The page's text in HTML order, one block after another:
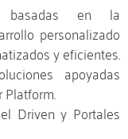
basadas en la
personalizado
y eficientes.
apoyadas
Driven y Portales